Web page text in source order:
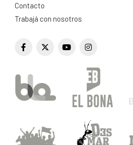
Contacto
Trabajá con nosotros